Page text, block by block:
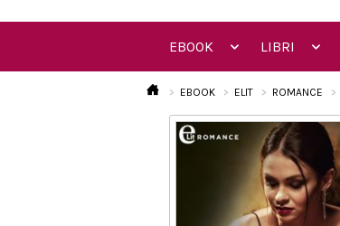
EBOOK LIBRI
EBOOK ELIT ROMANCE